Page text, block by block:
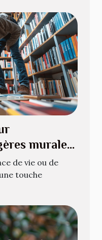
murales
de vie ou de
touche